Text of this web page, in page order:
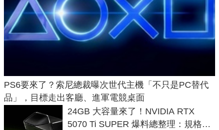
PS6要來了？索尼總裁曝次世代主機「不只是PC替代
品」，目標走出客廳、進軍電競桌面
24GB 大容量來了！NVIDIA RTX
5070 Ti SUPER 爆料總整理：規格、